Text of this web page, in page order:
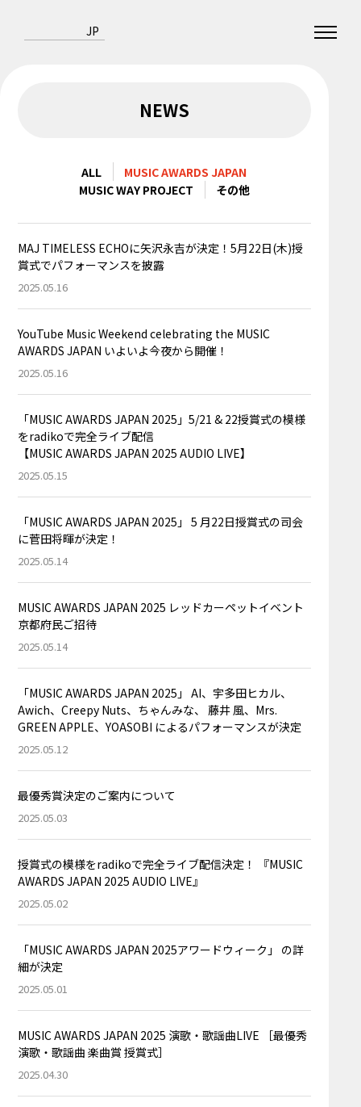
JP
NEWS
ALL
MUSIC AWARDS JAPAN
MUSIC WAY PROJECT
その他
MAJ TIMELESS ECHOに矢沢永吉が決定！5月22日(木)授
賞式でパフォーマンスを披露
2025.05.16
YouTube Music Weekend celebrating the MUSIC
AWARDS JAPAN いよいよ今夜から開催！
2025.05.16
「MUSIC AWARDS JAPAN 2025」5/21 & 22授賞式の模様
をradikoで完全ライブ配信
【MUSIC AWARDS JAPAN 2025 AUDIO LIVE】
2025.05.15
「MUSIC AWARDS JAPAN 2025」 5 月22日授賞式の司会
に菅田将暉が決定！
2025.05.14
MUSIC AWARDS JAPAN 2025 レッドカーペットイベント
京都府民ご招待
2025.05.14
「MUSIC AWARDS JAPAN 2025」 AI、宇多田ヒカル、
Awich、Creepy Nuts、ちゃんみな、 藤井 風、Mrs.
GREEN APPLE、YOASOBI によるパフォーマンスが決定
2025.05.12
最優秀賞決定のご案内について
2025.05.03
授賞式の模様をradikoで完全ライブ配信決定！ 『MUSIC
AWARDS JAPAN 2025 AUDIO LIVE』
2025.05.02
「MUSIC AWARDS JAPAN 2025アワードウィーク」 の詳
細が決定
2025.05.01
MUSIC AWARDS JAPAN 2025 演歌・歌謡曲LIVE ［最優秀
演歌・歌謡曲 楽曲賞 授賞式］
2025.04.30